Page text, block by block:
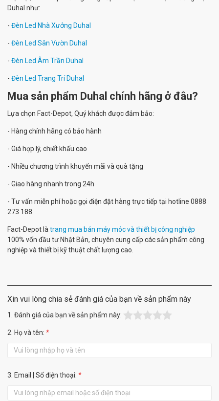
Duhal như:
- Đèn Led Nhà Xưởng Duhal
- Đèn Led Sân Vườn Duhal
- Đèn Led Âm Trần Duhal
- Đèn Led Trang Trí Duhal
Mua sản phẩm Duhal chính hãng ở đâu?
Lựa chọn Fact-Depot, Quý khách được đảm bảo:
- Hàng chính hãng có bảo hành
- Giá hợp lý, chiết khấu cao
- Nhiều chương trình khuyến mãi và quà tặng
- Giao hàng nhanh trong 24h
- Tư vấn miễn phí hoặc gọi điện đặt hàng trực tiếp tại hotline 0888
273 188
Fact-Depot là trang mua bán máy móc và thiết bị công nghiệp
100% vốn đầu tư Nhật Bản, chuyên cung cấp các sản phẩm công
nghiệp và thiết bị kỹ thuật chất lượng cao.
Xin vui lòng chia sẻ đánh giá của bạn về sản phẩm này
1. Đánh giá của bạn về sản phẩm này:
2. Họ và tên: *
3. Email | Số điện thoại: *